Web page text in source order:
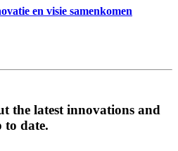
en visie samenkomen
the latest innovations and
to date.